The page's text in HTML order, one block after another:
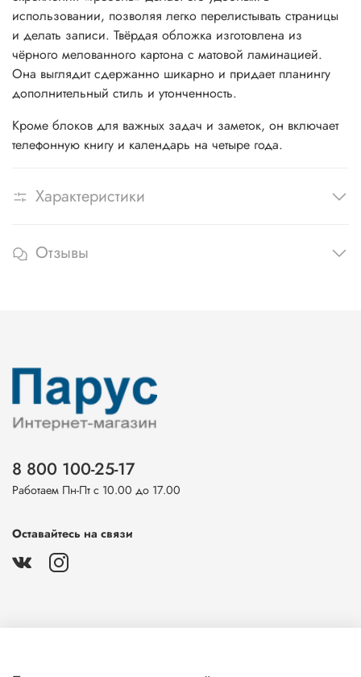
использовании, позволяя легко перелистывать страницы
и делать записи. Твёрдая обложка изготовлена из
чёрного мелованного картона с матовой ламинацией.
Она выглядит сдержанно шикарно и придает планингу
дополнительный стиль и утонченность.
Кроме блоков для важных задач и заметок, он включает
телефонную книгу и календарь на четыре года.
Характеристики
Отзывы
8 800 100-25-17
Работаем Пн-Пт с 10.00 до 17.00
Оставайтесь на связи